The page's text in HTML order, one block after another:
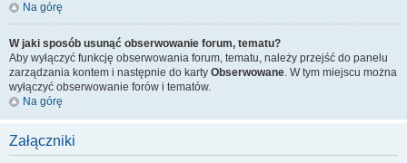
Na górę
W jaki sposób usunąć obserwowanie forum, tematu?
Aby wyłączyć funkcję obserwowania forum, tematu, należy przejść do panelu
zarządzania kontem i następnie do karty Obserwowane. W tym miejscu można
wyłączyć obserwowanie forów i tematów.
Na górę
Załączniki